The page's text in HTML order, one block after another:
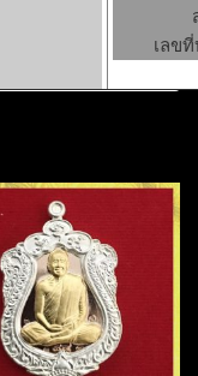
เลข